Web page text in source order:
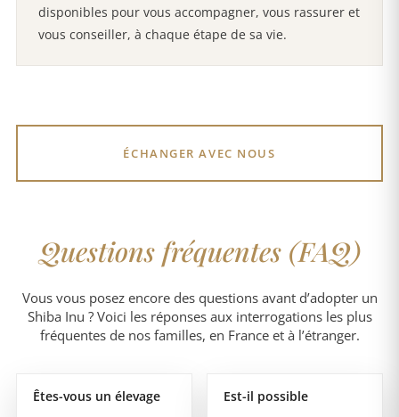
disponibles pour vous accompagner, vous rassurer et
vous conseiller, à chaque étape de sa vie.
ÉCHANGER AVEC NOUS
Questions fréquentes (FAQ)
Vous vous posez encore des questions avant d’adopter un
Shiba Inu ? Voici les réponses aux interrogations les plus
fréquentes de nos familles, en France et à l’étranger.
Êtes-vous un élevage
Est-il possible